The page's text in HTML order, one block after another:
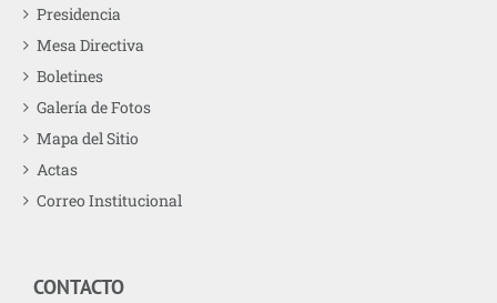
Presidencia
Mesa Directiva
Boletines
Galería de Fotos
Mapa del Sitio
Actas
Correo Institucional
CONTACTO